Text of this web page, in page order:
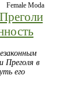
Female Moda
Преголя в
его